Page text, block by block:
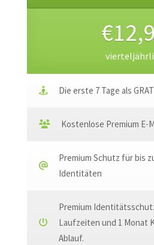
Die erste 7 Tage als
Kostenlose Premium E-
Premium Schutz für bis
Identitäten
Premium
Laufzeiten und 1 Monat
Ablauf.